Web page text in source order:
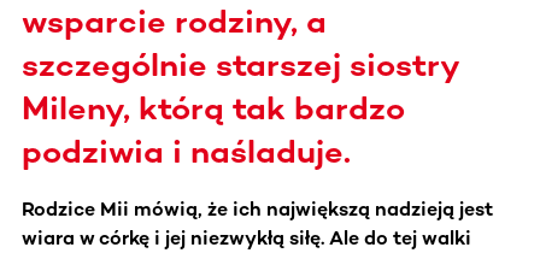
wsparcie rodziny, a
szczególnie starszej siostry
Mileny, którą tak bardzo
podziwia i naśladuje.
Rodzice Mii mówią, że ich największą nadzieją jest
wiara w córkę i jej niezwykłą siłę. Ale do tej walki